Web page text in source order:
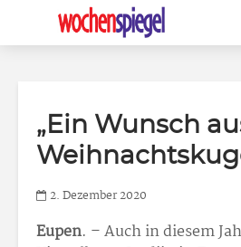
„Ein Wunsch
2. Dezember 2020
Eupen. – Auch in diesem